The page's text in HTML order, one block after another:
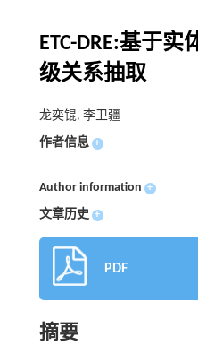
ETC-DRE:基于
级关系抽取
龙奕锟, 李卫疆
作者信息 +
Author information +
文章历史 +
PDF
摘要